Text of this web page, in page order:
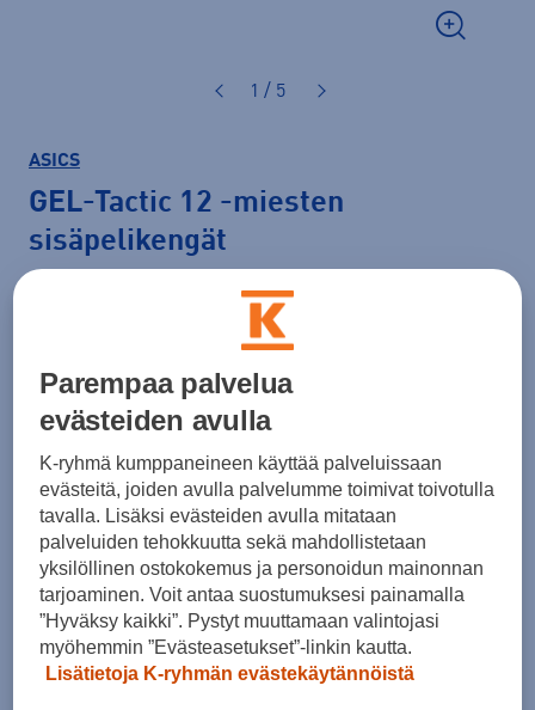
1 / 5
ASICS
GEL-Tactic 12 -miesten
sisäpelikengät
Koko
40,5 42
Kokotaulukko
Lisää ostoskoriin
Parempaa palvelua
evästeiden avulla
K-ryhmä kumppaneineen käyttää palveluissaan
evästeitä, joiden avulla palvelumme toimivat toivotulla
tavalla. Lisäksi evästeiden avulla mitataan
palveluiden tehokkuutta sekä mahdollistetaan
yksilöllinen ostokokemus ja personoidun mainonnan
tarjoaminen. Voit antaa suostumuksesi painamalla
”Hyväksy kaikki”. Pystyt muuttamaan valintojasi
myöhemmin ”Evästeasetukset”-linkin kautta.
Lisätietoja K-ryhmän evästekäytännöistä